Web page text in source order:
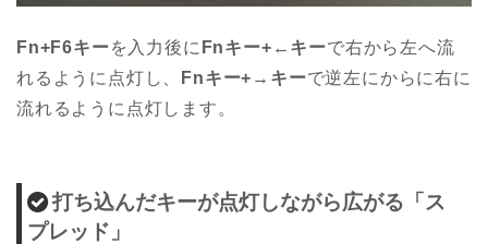
Fn+F6キーを入力後に Fnキー+←キーで右から左へ流
れるように点灯し、
Fnキー+→キーで逆左にからに右に
流れるように点灯します。
打ち込んだキーが点灯しながら広がる「ス
プレッド」